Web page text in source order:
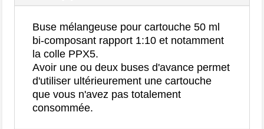
Buse mélangeuse pour cartouche 50 ml
bi-composant rapport 1:10 et notamment
la colle PPX5.
Avoir une ou deux buses d'avance permet
d'utiliser ultérieurement une cartouche
que vous n'avez pas totalement
consommée.